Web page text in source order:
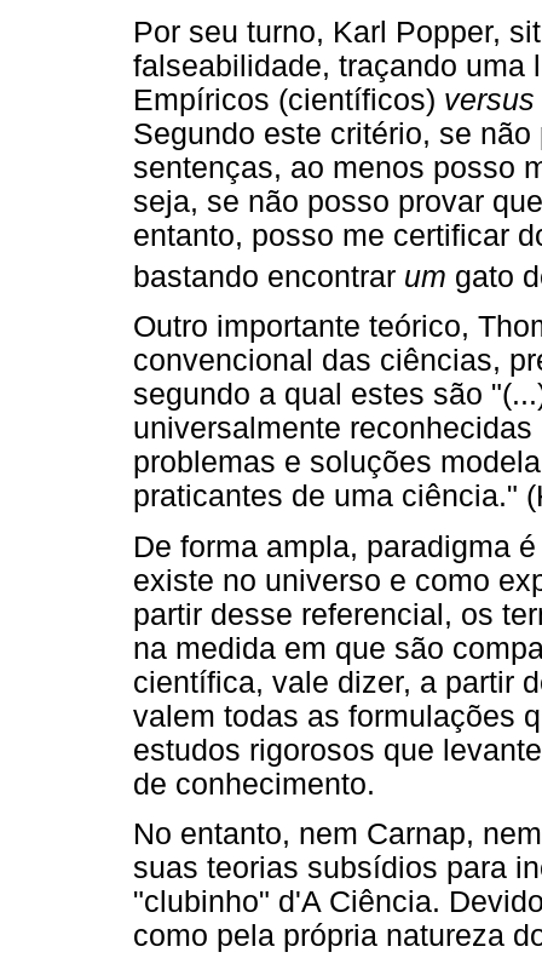
Por seu turno, Karl Popper,
falseabilidade, traçando uma
Empíricos (científicos) versus
Segundo este critério, se
sentenças, ao menos posso
seja, se não posso provar
entanto, posso me certificar
bastando encontrar um gato
Outro importante teórico,
convencional das ciências,
segundo a qual estes são
universalmente
problemas e soluções
praticantes de uma ciência."
De forma ampla, paradigma
existe no universo e como
partir desse referencial, os
na medida em que são
científica, vale dizer, a partir
valem todas as formulações
estudos rigorosos que
de conhecimento.
No entanto, nem Carnap,
suas teorias subsídios para
"clubinho" d'A Ciência.
como pela própria natureza